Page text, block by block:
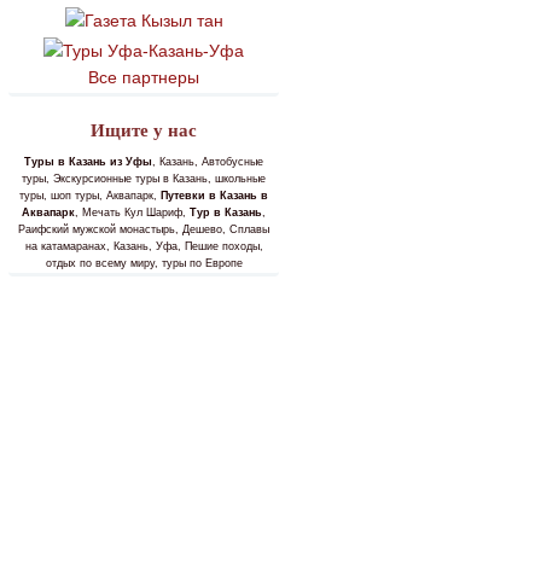
Все партнеры
Ищите у нас
Туры в Казань из Уфы, Казань, Автобусные
туры, Экскурсионные туры в Казань, школьные
туры, шоп туры, Аквапарк, Путевки в Казань в
Аквапарк, Мечать Кул Шариф, Тур в Казань,
Раифский мужской монастырь, Дешево, Сплавы
на катамаранах, Казань, Уфа, Пешие походы,
отдых по всему миру, туры по Европе